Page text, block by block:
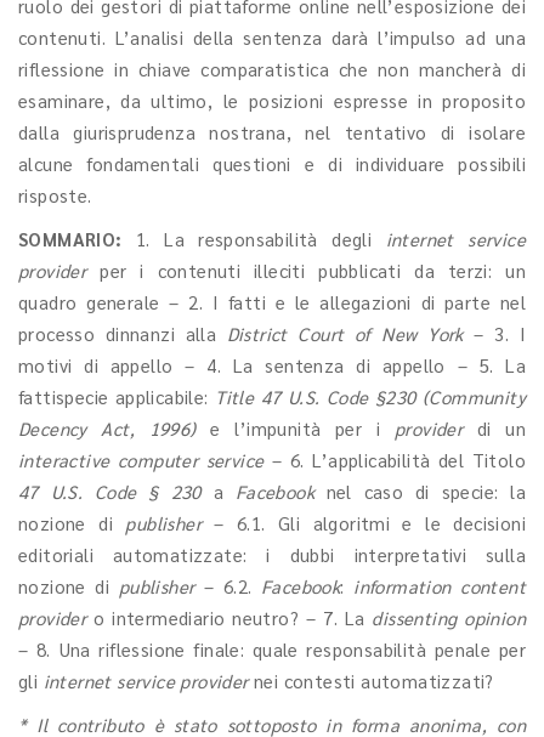
ruolo dei gestori di piattaforme online nell’esposizione dei
contenuti. L’analisi della sentenza darà l’impulso ad una
riflessione in chiave comparatistica che non mancherà di
esaminare, da ultimo, le posizioni espresse in proposito
dalla giurisprudenza nostrana, nel tentativo di isolare
alcune fondamentali questioni e di individuare possibili
risposte.
SOMMARIO: 1. La responsabilità degli internet service
providerper i contenuti illeciti pubblicati da terzi: un
quadro generale – 2. I fatti e le allegazioni di parte nel
processo dinnanzi alla District Court of New York– 3. I
motivi di appello – 4. La sentenza di appello – 5. La
fattispecie applicabile: Title 47 U.S. Code §230 (Community
Decency Act, 1996)e l’impunità per i providerdi un
interactive computer service– 6. L’applicabilità del Titolo
47 U.S. Code § 230a Facebooknel caso di specie: la
nozione di publisher– 6.1. Gli algoritmi e le decisioni
editoriali automatizzate: i dubbi interpretativi sulla
nozione di publisher– 6.2. Facebook: information content
providero intermediario neutro? – 7. La dissenting opinion
– 8. Una riflessione finale: quale responsabilità penale per
gli internet service providernei contesti automatizzati?
* Il contributo è stato sottoposto in forma anonima, con